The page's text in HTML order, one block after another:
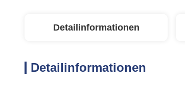
Detailinformationen
Detailinformationen